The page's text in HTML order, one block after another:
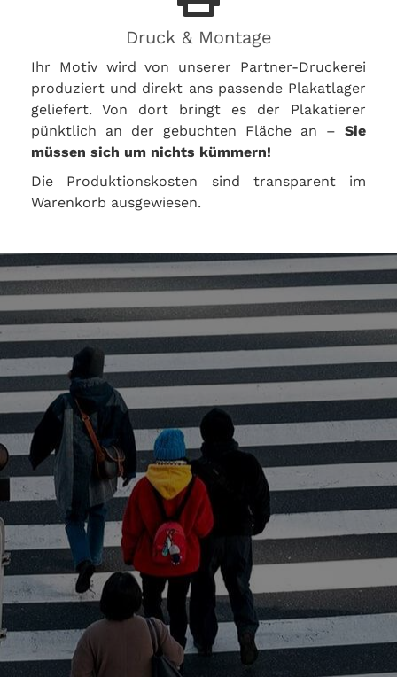
Druck & Montage
Ihr Motiv wird von unserer Partner-Druckerei
produziert und direkt ans passende Plakatlager
geliefert. Von dort bringt es der Plakatierer
pünktlich an der gebuchten Fläche an – Sie
müssen sich um nichts kümmern!
Die Produktionskosten sind transparent im
Warenkorb ausgewiesen.